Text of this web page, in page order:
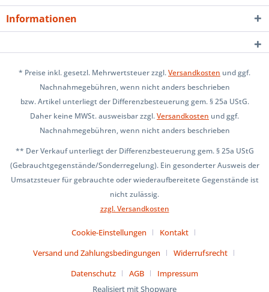
Informationen
* Preise inkl. gesetzl. Mehrwertsteuer zzgl.Versandkosten und ggf.
Nachnahmegebühren, wenn nicht anders beschrieben
bzw. Artikel unterliegt der Differenzbesteuerung gem. § 25a UStG.
Daher keine MWSt. ausweisbar zzgl.Versandkosten und ggf.
Nachnahmegebühren, wenn nicht anders beschrieben
** Der Verkauf unterliegt der Differenzbesteuerung gem. § 25a UStG
(Gebrauchtgegenstände/Sonderregelung). Ein gesonderter Ausweis der
Umsatzsteuer für gebrauchte oder wiederaufbereitete Gegenstände ist
nicht zulässig.
zzgl. Versandkosten
Cookie-Einstellungen
Kontakt
Versand und Zahlungsbedingungen
Widerrufsrecht
Datenschutz
AGB
Impressum
Realisiert mit Shopware